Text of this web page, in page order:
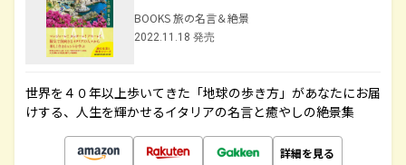
BOOKS 旅の名言＆絶景
2022.11.18 発売
世界を４０年以上歩いてきた「地球の歩き方」があなたにお届
けする、人生を輝かせるイタリアの名言と癒やしの絶景集
詳細を見る